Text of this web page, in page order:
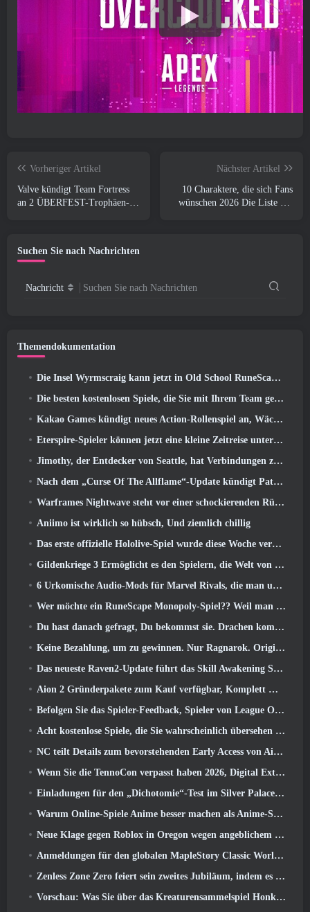
Vorheriger Artikel
Valve kündigt Team Fortress
an 2 ÜBERFEST-Trophäen-
Nächster Artikel
10 Charaktere, die sich Fans
wünschen 2026 Die Liste der
Suchen Sie nach Nachrichten
Nachricht Suchen Sie nach Nachrichten
Themendokumentation
Die Insel Wyrmscraig kann jetzt in Old School RuneScape erkundet werden
Die besten kostenlosen Spiele, die Sie mit Ihrem Team genießen können (2026)
Kakao Games kündigt neues Action-Rollenspiel an, Wächterin
Eterspire-Spieler können jetzt eine kleine Zeitreise unternehmen … als Belohnung
Jimothy, der Entdecker von Seattle, hat Verbindungen zu ArenaNet, Also fügen sie es natürlich zu Guild Wars hinzu 2
Nach dem „Curse Of The Allflame“-Update kündigt Path of Exile mehrere Änderungen an, die auf Feedback basieren
Warframes Nightwave steht vor einer schockierenden Rückkehr
Aniimo ist wirklich so hübsch, Und ziemlich chillig
Das erste offizielle Hololive-Spiel wurde diese Woche veröffentlicht
Gildenkriege 3 Ermöglicht es den Spielern, die Welt von Tyria zu erleben, bevor die Drachenältesten erwachten
6 Urkomische Audio-Mods für Marvel Rivals, die man unbedingt ausprobieren muss
Wer möchte ein RuneScape Monopoly-Spiel?? Weil man unterwegs ist
Du hast danach gefragt, Du bekommst sie. Drachen kommen online nach Albion
Keine Bezahlung, um zu gewinnen. Nur Ragnarok. Origin Classic erscheint im Juli 23
Das neueste Raven2-Update führt das Skill Awakening System ein, Geben Sie den Spielern mehr Möglichkeiten, ihre Fähigkeiten zu verbessern
Aion 2 Gründerpakete zum Kauf verfügbar, Komplett mit fünf Tagen Early Access
Befolgen Sie das Spieler-Feedback, Spieler von League Of Legends Classic müssen nicht für klassische Skins bezahlen
Acht kostenlose Spiele, die Sie wahrscheinlich übersehen haben und die Teil von Steams Train Fest sind
NC teilt Details zum bevorstehenden Early Access von Aion 2 mit
Wenn Sie die TennoCon verpasst haben 2026, Digital Extremes teilt alle Panels
Einladungen für den „Dichotomie“-Test im Silver Palace gehen raus
Warum Online-Spiele Anime besser machen als Anime-Spiele
Neue Klage gegen Roblox in Oregon wegen angeblichem Kinderpflegevorfall eingereicht
Anmeldungen für den globalen MapleStory Classic World Second Closed Test
Zenless Zone Zero feiert sein zweites Jubiläum, indem es Spielern die Wahl zwischen einem kostenlosen S-Rank-Agenten bietet
Vorschau: Was Sie über das Kreaturensammelspiel Honkai von HoYoverse wissen sollten: Link-Seele